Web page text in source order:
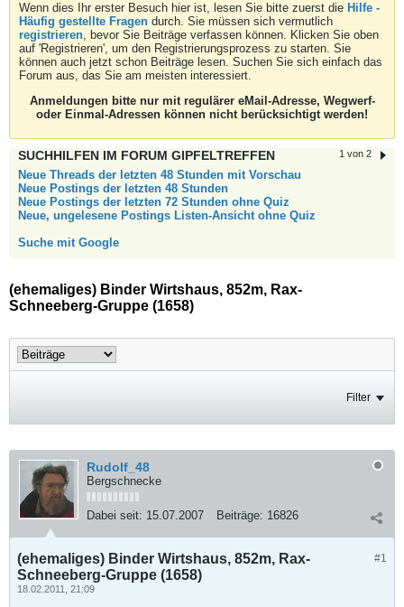
Wenn dies Ihr erster Besuch hier ist, lesen Sie bitte zuerst die Hilfe -
Häufig gestellte Fragen durch. Sie müssen sich vermutlich
registrieren, bevor Sie Beiträge verfassen können. Klicken Sie oben
auf 'Registrieren', um den Registrierungsprozess zu starten. Sie
können auch jetzt schon Beiträge lesen. Suchen Sie sich einfach das
Forum aus, das Sie am meisten interessiert.
Anmeldungen bitte nur mit regulärer eMail-Adresse, Wegwerf-
oder Einmal-Adressen können nicht berücksichtigt werden!
1 von 2
SUCHHILFEN IM FORUM GIPFELTREFFEN
Neue Threads der letzten 48 Stunden mit Vorschau
Neue Postings der letzten 48 Stunden
Neue Postings der letzten 72 Stunden ohne Quiz
Neue, ungelesene Postings Listen-Ansicht ohne Quiz
Suche mit Google
(ehemaliges) Binder Wirtshaus, 852m, Rax-
Schneeberg-Gruppe (1658)
Filter
Rudolf_48
Bergschnecke
Dabei seit: 15.07.2007 Beiträge: 16826
#1
(ehemaliges) Binder Wirtshaus, 852m, Rax-
Schneeberg-Gruppe (1658)
18.02.2011, 21:09